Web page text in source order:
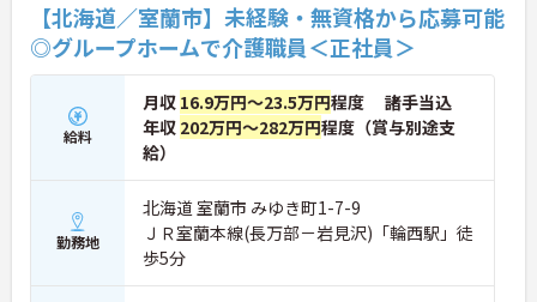
【北海道／室蘭市】未経験・無資格から応募可能
◎グループホームで介護職員＜正社員＞
給料
月収 16.9万円～23.5万円程度 諸手当込
年収 202万円～282万円程度（賞与別途支
給）
勤務地
北海道 室蘭市 みゆき町1-7-9
ＪＲ室蘭本線(長万部－岩見沢)「輪西駅」徒
歩5分